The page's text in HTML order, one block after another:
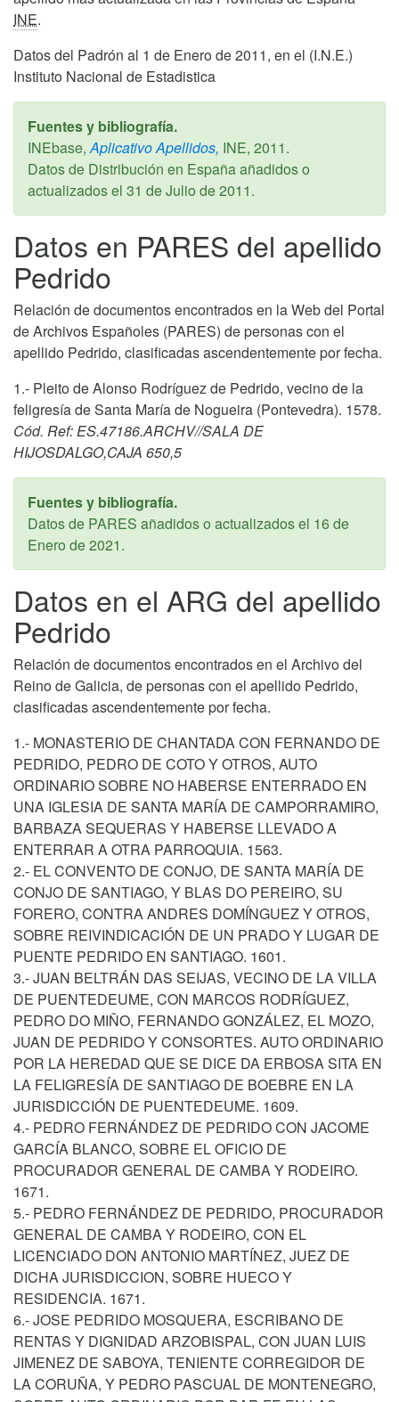
INE.
Datos del Padrón al 1 de Enero de 2011, en el (I.N.E.)
Instituto Nacional de Estadistica
Fuentes y bibliografía.
INEbase, Aplicativo Apellidos, INE, 2011.
Datos de Distribución en España añadidos o
actualizados el 31 de Julio de 2011.
Datos en PARES del apellido
Pedrido
Relación de documentos encontrados en la Web del Portal
de Archivos Españoles (PARES) de personas con el
apellido Pedrido, clasificadas ascendentemente por fecha.
1.- Pleito de Alonso Rodríguez de Pedrido, vecino de la
feligresía de Santa María de Nogueira (Pontevedra). 1578.
Cód. Ref: ES.47186.ARCHV//SALA DE
HIJOSDALGO,CAJA 650,5
Fuentes y bibliografía.
Datos de PARES añadidos o actualizados el 16 de
Enero de 2021.
Datos en el ARG del apellido
Pedrido
Relación de documentos encontrados en el Archivo del
Reino de Galicia, de personas con el apellido Pedrido,
clasificadas ascendentemente por fecha.
1.- MONASTERIO DE CHANTADA CON FERNANDO DE
PEDRIDO, PEDRO DE COTO Y OTROS, AUTO
ORDINARIO SOBRE NO HABERSE ENTERRADO EN
UNA IGLESIA DE SANTA MARÍA DE CAMPORRAMIRO,
BARBAZA SEQUERAS Y HABERSE LLEVADO A
ENTERRAR A OTRA PARROQUIA. 1563.
2.- EL CONVENTO DE CONJO, DE SANTA MARÍA DE
CONJO DE SANTIAGO, Y BLAS DO PEREIRO, SU
FORERO, CONTRA ANDRES DOMÍNGUEZ Y OTROS,
SOBRE REIVINDICACIÓN DE UN PRADO Y LUGAR DE
PUENTE PEDRIDO EN SANTIAGO. 1601.
3.- JUAN BELTRÁN DAS SEIJAS, VECINO DE LA VILLA
DE PUENTEDEUME, CON MARCOS RODRÍGUEZ,
PEDRO DO MIÑO, FERNANDO GONZÁLEZ, EL MOZO,
JUAN DE PEDRIDO Y CONSORTES. AUTO ORDINARIO
POR LA HEREDAD QUE SE DICE DA ERBOSA SITA EN
LA FELIGRESÍA DE SANTIAGO DE BOEBRE EN LA
JURISDICCIÓN DE PUENTEDEUME. 1609.
4.- PEDRO FERNÁNDEZ DE PEDRIDO CON JACOME
GARCÍA BLANCO, SOBRE EL OFICIO DE
PROCURADOR GENERAL DE CAMBA Y RODEIRO.
1671.
5.- PEDRO FERNÁNDEZ DE PEDRIDO, PROCURADOR
GENERAL DE CAMBA Y RODEIRO, CON EL
LICENCIADO DON ANTONIO MARTÍNEZ, JUEZ DE
DICHA JURISDICCION, SOBRE HUECO Y
RESIDENCIA. 1671.
6.- JOSE PEDRIDO MOSQUERA, ESCRIBANO DE
RENTAS Y DIGNIDAD ARZOBISPAL, CON JUAN LUIS
JIMENEZ DE SABOYA, TENIENTE CORREGIDOR DE
LA CORUÑA, Y PEDRO PASCUAL DE MONTENEGRO,